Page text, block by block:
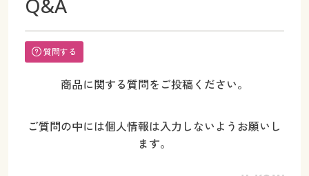
Q&A
質問する
商品に関する質問をご投稿ください。
ご質問の中には個人情報は入力しないようお願いし
ます。